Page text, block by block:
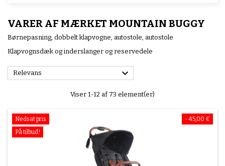
VARER AF MÆRKET MOUNTAIN BUGGY
Børnepasning, dobbelt klapvogne, autostole, autostole
Klapvognsdæk og inderslanger og reservedele
Relevans 
Viser 1-12 af 73 element(er)
- 45,00 €
Nedsat pris
På tilbud!